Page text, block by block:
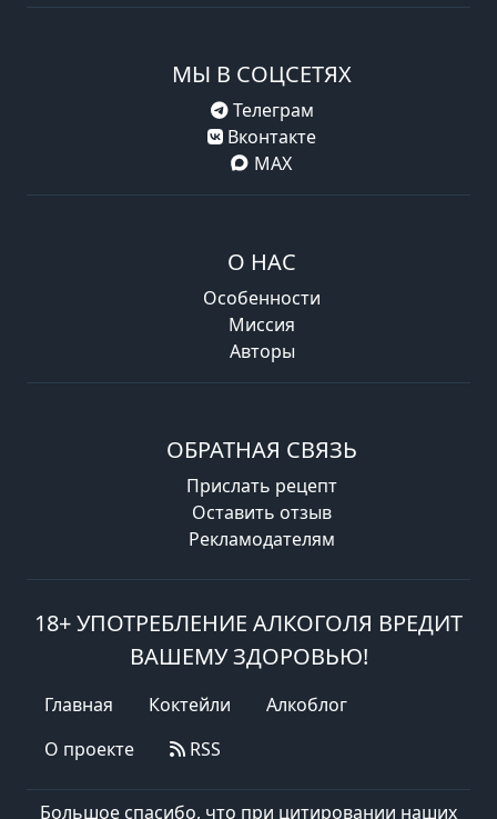
МЫ В СОЦСЕТЯХ
Телеграм
Вконтакте
MAX
О НАС
Особенности
Миссия
Авторы
ОБРАТНАЯ СВЯЗЬ
Прислать рецепт
Оставить отзыв
Рекламодателям
18+ УПОТРЕБЛЕНИЕ АЛКОГОЛЯ ВРЕДИТ
ВАШЕМУ ЗДОРОВЬЮ!
Главная Коктейли
Алкоблог
О проекте
RSS
Большое спасибо, что при цитировании наших